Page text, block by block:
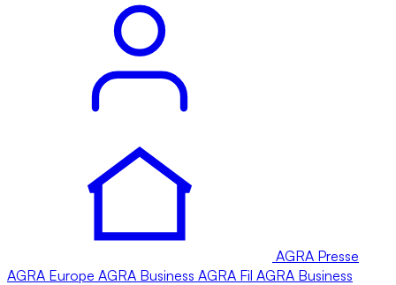
AGRA Presse
AGRA Europe AGRA Business AGRA Fil AGRA Business